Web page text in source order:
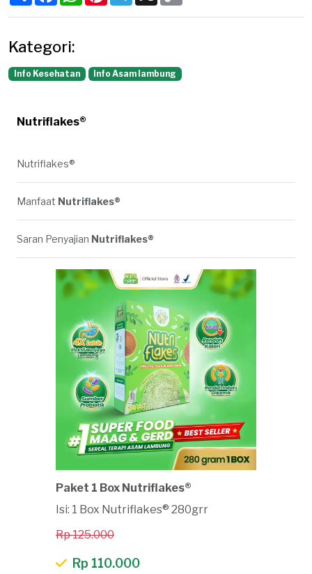
Kategori:
Info Kesehatan Info Asam lambung
Nutriflakes®
Nutriflakes®
Manfaat Nutriflakes®
Saran Penyajian Nutriflakes®
Paket 1 Box Nutriflakes®
Isi: 1 Box Nutriflakes® 280grr
Rp 125.000
Rp 110.000